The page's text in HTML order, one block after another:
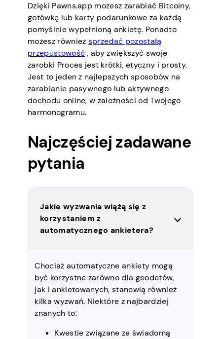
Dzięki Pawns.app możesz zarabiać Bitcoiny,
gotówkę lub karty podarunkowe za każdą
pomyślnie wypełnioną ankietę. Ponadto
możesz również sprzedać pozostałą
przepustowość, aby zwiększyć swoje
zarobki Proces jest krótki, etyczny i prosty.
Jest to jeden z najlepszych sposobów na
zarabianie pasywnego lub aktywnego
dochodu online, w zależności od Twojego
harmonogramu.
Najczęściej zadawane
pytania
Jakie wyzwania wiążą się z
korzystaniem z
automatycznego ankietera?
Chociaż automatyczne ankiety mogą
być korzystne zarówno dla geodetów,
jak i ankietowanych, stanowią również
kilka wyzwań. Niektóre z najbardziej
znanych to:
Kwestie związane ze świadomą